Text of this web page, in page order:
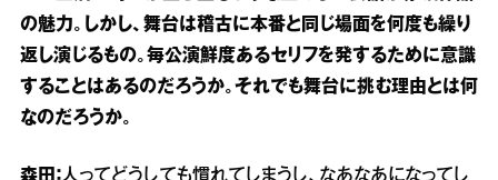
の魅力。しかし、舞台は稽古に本番と同じ場面を何度も繰り
返し演じるもの。毎公演鮮度あるセリフを発するために意識
することはあるのだろうか。それでも舞台に挑む理由とは何
なのだろうか。
森田：人ってどうしても慣れてしまうし、なあなあになってし